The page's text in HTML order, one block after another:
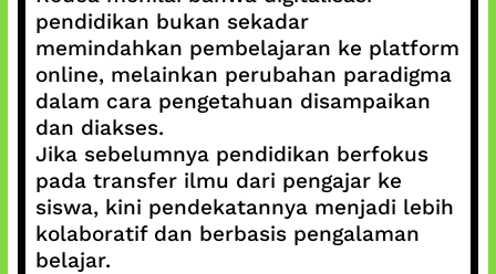
pendidikan bukan sekadar
memindahkan pembelajaran ke platform
online, melainkan perubahan paradigma
dalam cara pengetahuan disampaikan
dan diakses.
Jika sebelumnya pendidikan berfokus
pada transfer ilmu dari pengajar ke
siswa, kini pendekatannya menjadi lebih
kolaboratif dan berbasis pengalaman
belajar.